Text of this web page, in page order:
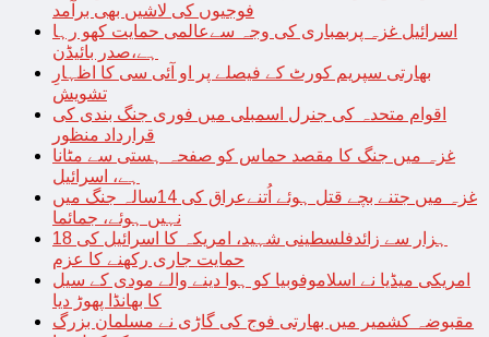
فوجیوں کی لاشیں بھی برآمد
اسرائیل غزہ پربمباری کی وجہ سےعالمی حمایت کھو رہا
ہے،صدر بائیڈن
بھارتی سپریم کورٹ کے فیصلے پر او آئی سی کا اظہارِ
تشویش
اقوام متحدہ کی جنرل اسمبلی میں فوری جنگ بندی کی
قرارداد منظور
غزہ میں جنگ کا مقصد حماس کو صفحہ ہستی سے مٹانا
ہے، اسرائیل
غزہ میں جتنے بچے قتل ہوئے اُتنےعراق کی 14سالہ جنگ میں
نہیں ہوئے، جمائما
18 ہزار سے زائدفلسطینی شہید، امریکہ کا اسرائیل کی
حمایت جاری رکھنے کا عزم
امریکی میڈیا نے اسلاموفوبیا کو ہوا دینے والے مودی کے سیل
کا بھانڈا پھوڑ دیا
مقبوضہ کشمیر میں بھارتی فوج کی گاڑی نے مسلمان بزرگ